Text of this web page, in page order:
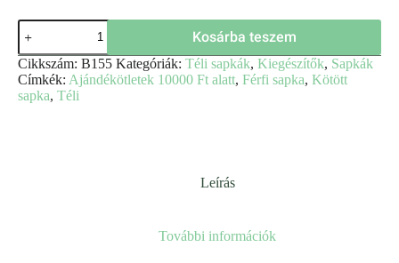
Kosárba teszem
Cikkszám: B155 Kategóriák: Téli sapkák, Kiegészítők, Sapkák
Címkék: Ajándékötletek 10000 Ft alatt, Férfi sapka, Kötött
sapka, Téli
Leírás
További információk